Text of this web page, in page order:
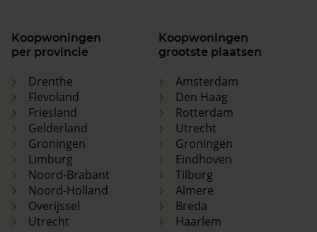
Koopwoningen
per provincie
Drenthe
Flevoland
Friesland
Gelderland
Groningen
Limburg
Noord-Brabant
Noord-Holland
Overijssel
Utrecht
Koopwoningen
grootste plaatsen
Amsterdam
Den Haag
Rotterdam
Utrecht
Groningen
Eindhoven
Tilburg
Almere
Breda
Haarlem